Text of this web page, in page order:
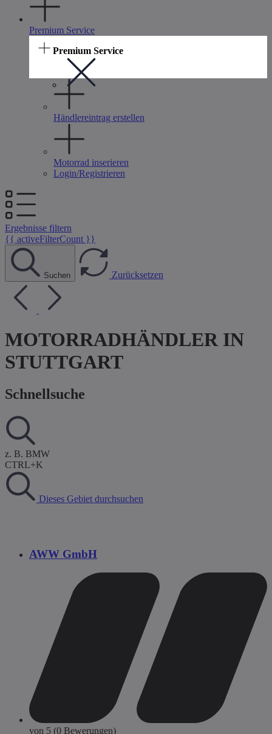
Premium Service
Premium Service
Händlereintrag erstellen
Motorrad inserieren
Login/Registrieren
Ergebnisse filtern
{{ activeFilterCount }}
Suchen Zurücksetzen
MOTORRADHÄNDLER IN
STUTTGART
Schnellsuche
z. B. BMW
CTRL+K
Dieses Gebiet durchsuchen
AWW GmbH
von 5 (0 Bewerungen)